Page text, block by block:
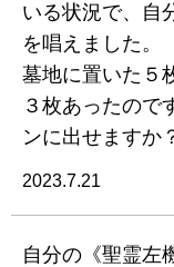
いる状況で、自
を唱えました。
墓地に置いた５
３枚あったので
ンに出せますか
2023.7.21
自分の《聖霊左